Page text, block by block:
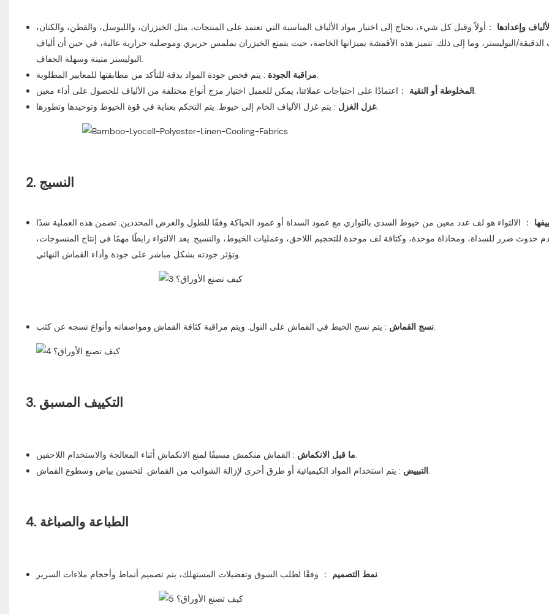
وإعدادها
：أولاً وقبل كل شيء، نحتاج إلى اختيار مواد الألياف المناسبة التي تعتمد على المنتجات، مثل الخيزران، والليوسل، والقطن، والكتان،
الدقيقة/البوليستر، وما إلى ذلك. تتميز هذه الأقمشة بميزاتها الخاصة، حيث يتمتع الخيزران بملمس حريري وموصلية حرارية عالية، في حين أن ألياف
البوليستر متينة وسهلة الجفاف.
مراقبة الجودة: يتم فحص جودة المواد بدقة للتأكد من مطابقتها للمعايير المطلوبة.
المخلوطة أو النقية ：اعتمادًا على احتياجات عملائنا، يمكن للعميل اختيار مزج أنواع مختلفة من الألياف للحصول على أداء معين.
غزل الغزل: يتم غزل الألياف الخام إلى خيوط. يتم التحكم بعناية في قوة الخيوط وتوحيدها وتطورها.
2. النسيج
： الالتواء هو لف عدد معين من خيوط السدى بالتوازي مع عمود السداة أو عمود الحياكة وفقًا للطول والعرض المحددين. تضمن هذه العملية شدًا
حدوث ضرر للسداة، ومحاذاة موحدة، وكثافة لف موحدة للتحجيم اللاحق، وعمليات الخيوط، والنسيج. يعد الالتواء رابطًا مهمًا في إنتاج المنسوجات،
وتؤثر جودته بشكل مباشر على جودة وأداء القماش النهائي.
نسج القماش: يتم نسج الخيط في القماش على النول. ويتم مراقبة كثافة القماش ومواصفاته وأنواع نسجه عن كثب.
3. التكييف المسبق
ما قبل الانكماش: القماش منكمش مسبقًا لمنع الانكماش أثناء المعالجة والاستخدام اللاحقين.
التبييض : يتم استخدام المواد الكيميائية أو طرق أخرى لإزالة الشوائب من القماش. لتحسين بياض وسطوع القماش.
4. الطباعة والصباغة
نمط التصميم： وفقًا لطلب السوق وتفضيلات المستهلك، يتم تصميم أنماط وأحجام ملاءات السرير.